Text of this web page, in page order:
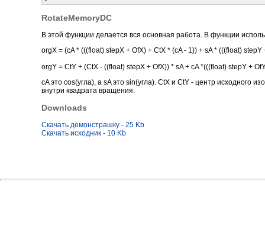
RotateMemoryDC
В этой функции делается вся основная работа. В функции
orgX = (cA * (((float) stepX + OfX) + CtX * (cA - 1)) + sA * (((float)
orgY = CtY + (CtX - ((float) stepX + OfX)) * sA + cA *(((float) stepY +
cA это cos(угла), а sA это sin(угла). CtX и CtY - центр исходного
внутри квадрата вращения.
Downloads
Скачать демонстрашку - 25 Kb
Скачать исходник - 10 Kb